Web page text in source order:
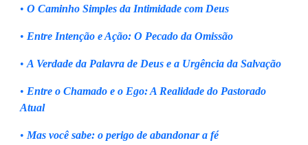
• O Caminho Simples da Intimidade com Deus
• Entre Intenção e Ação: O Pecado da Omissão
• A Verdade da Palavra de Deus e a Urgência da Salvação
• Entre o Chamado e o Ego: A Realidade do Pastorado
Atual
• Mas você sabe: o perigo de abandonar a fé